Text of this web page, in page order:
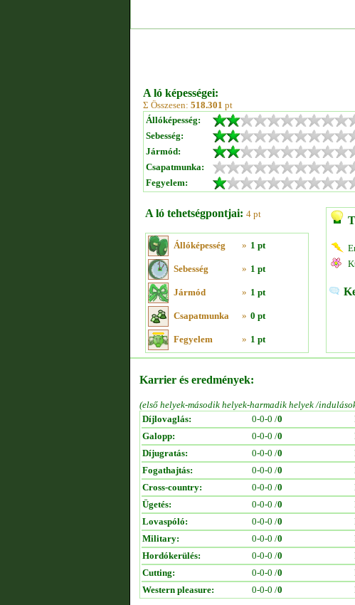
A ló képességei:
Σ Összesen: 518.301 pt
Állóképesség:
Sebesség:
Jármód:
Csapatmunka:
Fegyelem:
A ló tehetségpontjai: 4 pt
Állóképesség » 1 pt
Sebesség » 1 pt
Jármód » 1 pt
Csapatmunka » 0 pt
Fegyelem » 1 pt
Karrier és eredmények:
(első helyek-második helyek-harmadik helyek /
Díjlovaglás:
0-0-0 /0
Galopp:
0-0-0 /0
Díjugratás:
0-0-0 /0
Fogathajtás:
0-0-0 /0
Cross-country:
0-0-0 /0
Ügetés:
0-0-0 /0
Lovaspóló:
0-0-0 /0
Military:
0-0-0 /0
Hordókerülés:
0-0-0 /0
Cutting:
0-0-0 /0
Western pleasure:
0-0-0 /0